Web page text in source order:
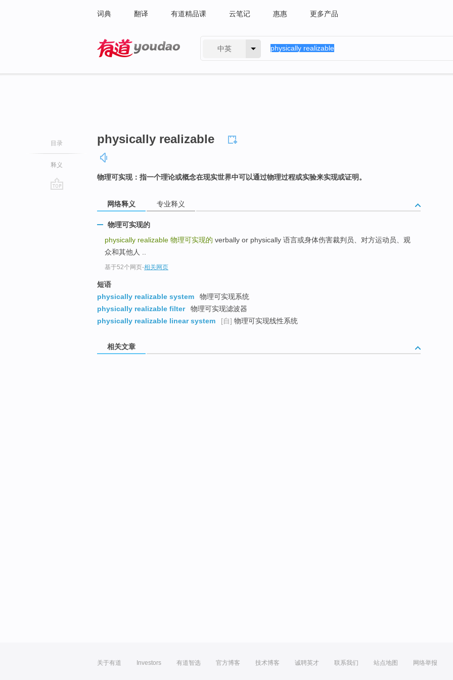
词典 翻译 有道精品课 云笔记 惠惠 更多产品
中英
目录
释义
physically realizable
物理可实现：指一个理论或概念在现实世界中可以通过物理过程或实验来实现或证明。
网络释义 专业释义
物理可实现的
physically realizable 物理可实现的 verbally or physically 语言或身体伤害裁判员、对方运动员、观
众和其他人 ..
基于52个网页-相关网页
短语
physically realizable system
物理可实现系统
physically realizable filter
物理可实现滤波器
physically realizable linear system
[自] 物理可实现线性系统
相关文章
关于有道 Investors 有道智选 官方博客 技术博客 诚聘英才 联系我们 站点地图 网络举报